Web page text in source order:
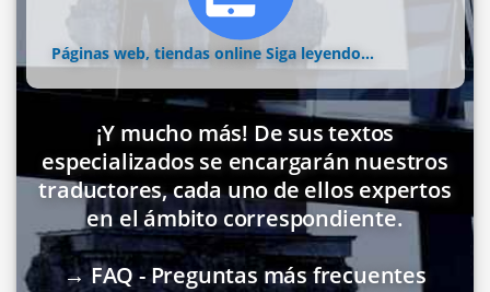
Páginas web, tiendas online Siga leyendo...
¡Y mucho más! De sus textos
especializados se encargarán nuestros
traductores, cada uno de ellos expertos
en el ámbito correspondiente.
→ FAQ - Preguntas más frecuentes